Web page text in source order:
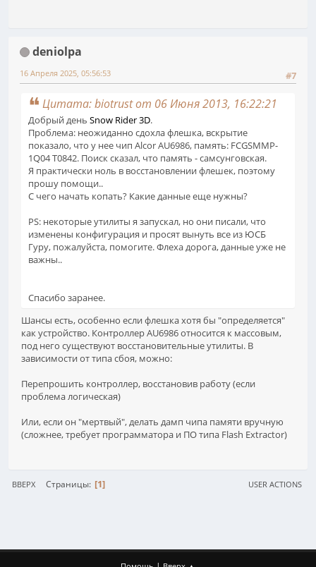
deniolpa
#7
16 Апреля 2025, 05:56:53
Цитата: biotrust от 06 Июня 2013, 16:22:21
Добрый день Snow Rider 3D.
Проблема: неожиданно сдохла флешка, вскрытие
показало, что у нее чип Alcor AU6986, память: FCGSMMP-
1Q04 T0842. Поиск сказал, что память - самсунговская.
Я практически ноль в восстановлении флешек, поэтому
прошу помощи..
С чего начать копать? Какие данные еще нужны?
PS: некоторые утилиты я запускал, но они писали, что
изменены конфигурация и просят вынуть все из ЮСБ
Гуру, пожалуйста, помогите. Флеха дорога, данные уже не
важны..
Спасибо заранее.
Шансы есть, особенно если флешка хотя бы "определяется"
как устройство. Контроллер AU6986 относится к массовым,
под него существуют восстановительные утилиты. В
зависимости от типа сбоя, можно:
Перепрошить контроллер, восстановив работу (если
проблема логическая)
Или, если он "мертвый", делать дамп чипа памяти вручную
(сложнее, требует программатора и ПО типа Flash Extractor)
ВВЕРХ Страницы 1 USER ACTIONS